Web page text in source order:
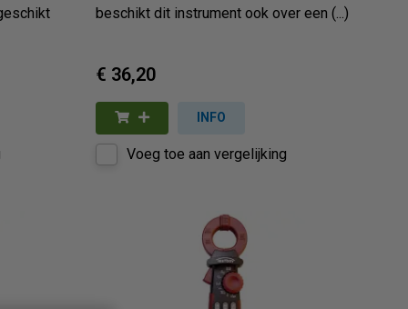
beschikt dit instrument ook over een (...)
€ 36,20
INFO
Voeg toe aan vergelijking